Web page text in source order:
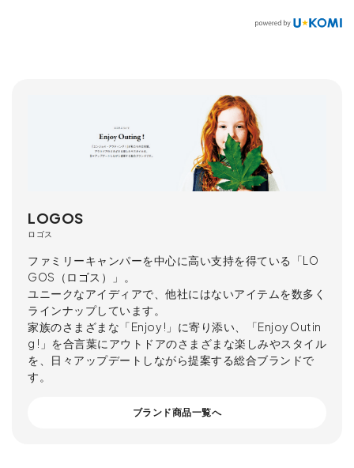
LOGOS
ロゴス
ファミリーキャンパーを中心に高い支持を得ている「LO
GOS（ロゴス）」。
ユニークなアイディアで、他社にはないアイテムを数多く
ラインナップしています。
家族のさまざまな「Enjoy !」に寄り添い、「Enjoy Outin
g !」を合言葉にアウトドアのさまざまな楽しみやスタイル
を、日々アップデートしながら提案する総合ブランドで
す。
ブランド商品一覧へ